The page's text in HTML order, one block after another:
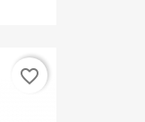
favorite_border